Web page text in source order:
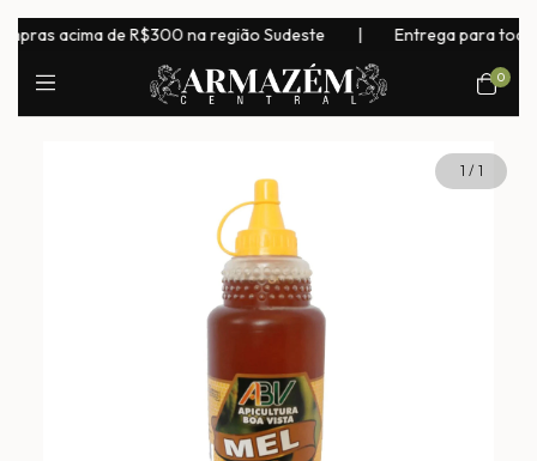
acima de R$300 na região Sudeste Entrega para todo
0
1 / 1